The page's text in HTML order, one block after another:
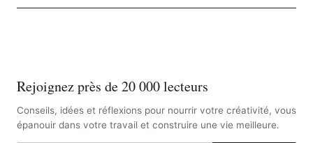
Rejoignez près de 20 000 lecteurs
Conseils, idées et réflexions pour nourrir votre créativité, vous
épanouir dans votre travail et construire une vie meilleure.